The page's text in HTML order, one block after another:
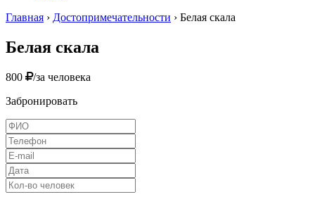
Главная › Достопримечательности › Белая скала
Белая скала
800
/за человека
Забронировать